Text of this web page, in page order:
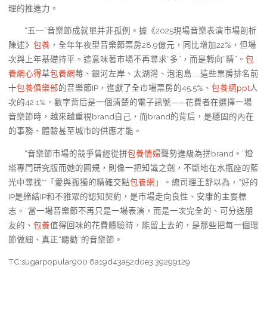
理的推進力。
“五一”音樂節成就單并非孤例。據《2025現場音樂表演市場剖析
陳述》 包養 ，全年年夜型音樂節票房28.9億元，同比增加22%，但場
次與上年基礎持平。這意味著市場不再尋求“多”，而是轉向“精”。 包
養網心得草包養網莓、銀河左岸、太湖灣、泡泡島……這些票房排名前
十包養俱樂部的音樂節IP，進獻了全市場票房的45.5%、 包養網ppt人
次的42.1%。數字背后是一個清楚的電子訊號——花費者在選擇一場
音樂節時，越來越重視brand自己，而brand的背后，是穩固的內在
的事務、體驗甚至城市的供應才能。
“音樂節市場的競爭曾經從拼包養情婦聲勢進級為拼brand。”燈
塔專門研究版而她的圓規，則像一把知識之劍，不斷地在水瓶座的藍
光中尋找**「愛與孤獨的精確交點包養網 」。總司理王舒以為，“好的
IP是締結IP和不雅眾的認知契約，是市場走向良性、安康的主要標
志。”當一場音樂節不再只是一場表演，而是一次完全的、可分送朋
友的、 包養值得回味的花費體驗時，能留上去的，是那些把每一個環
節做細、真正“聽勸”的音樂節。
TC:sugarpopular900 6a19d43a52d0e3.39299129